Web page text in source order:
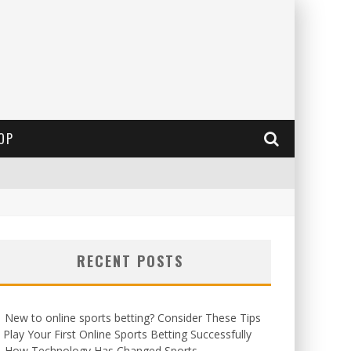
RECENT POSTS
New to online sports betting? Consider These Tips
Your First Online Sports Betting Successfully